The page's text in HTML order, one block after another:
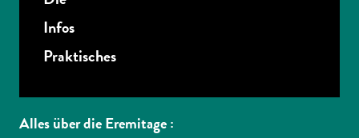
Infos
Praktisches
Alles über die Eremitage :